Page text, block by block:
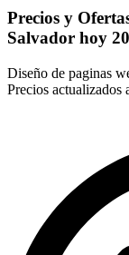
Precios y
Salvador hoy
Diseño de paginas
Precios actualizados